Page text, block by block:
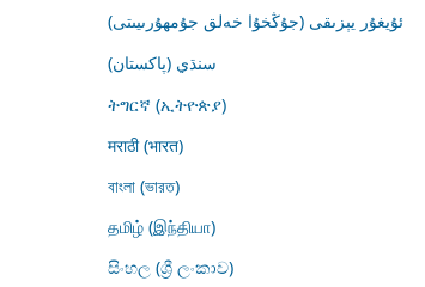
ئۇيغۇر يېزىقى (جۇڭخۇا خەلق جۇمھۇرىيىتى)
سنڌي (پاکستان)
ትግርኛ (ኢትዮጵያ)
मराठी (भारत)
বাংলা (ভারত)
தமிழ் (இந்தியா)
සිංහල (ශ්‍රී ලංකාව)